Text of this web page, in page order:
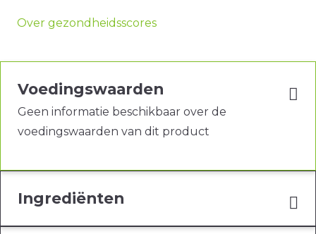
Over gezondheidsscores
Voedingswaarden
Geen informatie beschikbaar over de
voedingswaarden van dit product
Ingrediënten